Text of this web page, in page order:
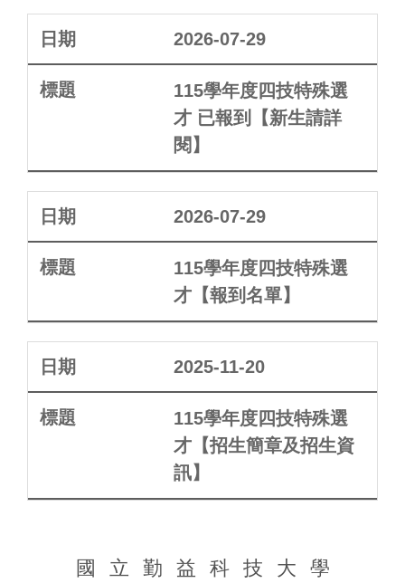
2026-07-29
115學年度四技特殊選
才 已報到【新生請詳
閱】
2026-07-29
115學年度四技特殊選
才【報到名單】
2025-11-20
115學年度四技特殊選
才【招生簡章及招生資
訊】
國立勤益科技大學